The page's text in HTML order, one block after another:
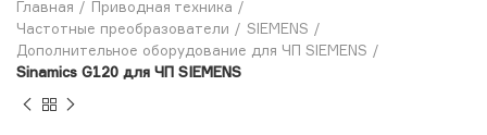
Главная
Приводная техника
Частотные преобразователи
SIEMENS
Дополнительное оборудование для ЧП SIEMENS
Sinamics G120 для ЧП SIEMENS